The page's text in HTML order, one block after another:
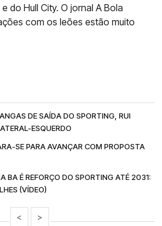
do Hull City. O jornal A Bola
com os leões estão muito
DE SAÍDA DO SPORTING, RUI
ESQUERDO
SE PARA AVANÇAR COM PROPOSTA
BA É REFORÇO DO SPORTING ATÉ 2031:
(VÍDEO)
< >